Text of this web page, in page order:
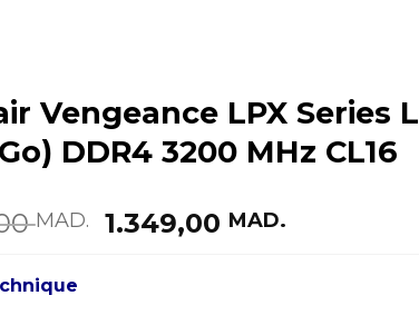
Vengeance LPX Series
DDR4 3200 MHz CL16
MAD.
Le
1.349,00 MAD.